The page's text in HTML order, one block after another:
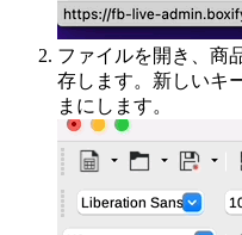
ファイルを開き、商
存します。新しいキ
まにします。